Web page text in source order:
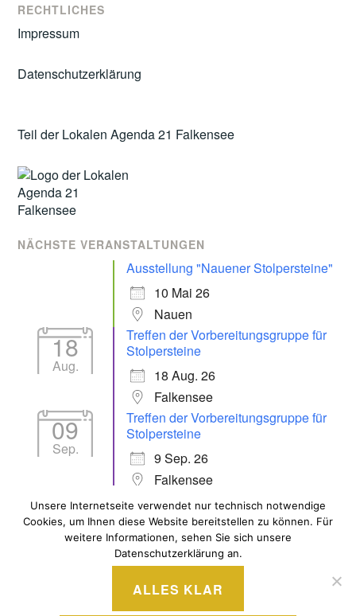
RECHTLICHES
Impressum
Datenschutzerklärung
Teil der Lokalen Agenda 21 Falkensee
NÄCHSTE VERANSTALTUNGEN
Ausstellung "Nauener Stolpersteine"
10 Mai 26
Nauen
18
Aug.
Treffen der Vorbereitungsgruppe für
Stolpersteine
18 Aug. 26
Falkensee
09
Sep.
Treffen der Vorbereitungsgruppe für
Stolpersteine
9 Sep. 26
Falkensee
ALLE VERANSTALTUNGEN
Unsere Internetseite verwendet nur technisch notwendige
Cookies, um Ihnen diese Website bereitstellen zu können. Für
weitere Informationen, sehen Sie sich unsere
Datenschutzerklärung an.
ALLES KLAR